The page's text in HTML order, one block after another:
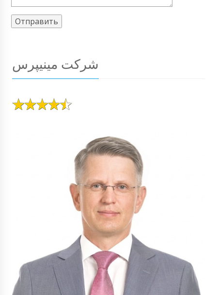
شرکت مینیپرس